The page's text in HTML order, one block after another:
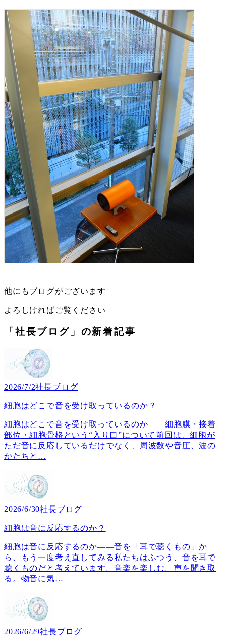
他にもブログがございます
よろしければご覧ください
「社長ブログ」の新着記事
2026/7/2社長ブログ
細胞はどこで音を受け取っているのか？
細胞はどこで音を受け取っているのか――細胞膜・接着
部位・細胞骨格という“入り口”について前回は、細胞が
ただ音に反応しているだけでなく、周波数や音圧、波の
かたちと …
2026/6/30社長ブログ
細胞は音に反応するのか？
細胞は音に反応するのか――音を「耳で聴くもの」か
ら、もう一度考え直してみる私たちはふつう、音を耳で
聴くものだと考えています。音楽を楽しむ。声を聞き取
る。物音に気…
2026/6/29社長ブログ